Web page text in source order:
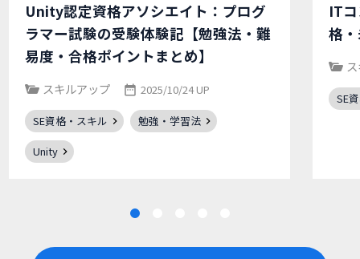
Unity認定資格アソシエイト：プログ
ラマー試験の受験体験記【勉強法・難
易度・合格ポイントまとめ】
スキルアップ 2025/10/24 UP
SE資格・スキル
勉強・学習法
Unity
IT
格
SE